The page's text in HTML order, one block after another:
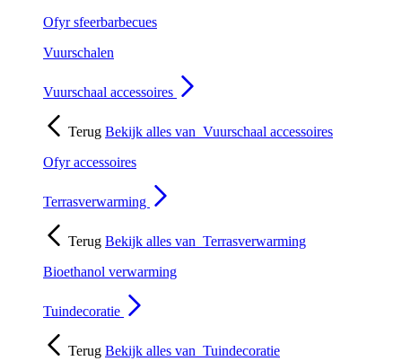
Ofyr sfeerbarbecues
Vuurschalen
Vuurschaal accessoires
Terug Bekijk alles van Vuurschaal accessoires
Ofyr accessoires
Terrasverwarming
Terug Bekijk alles van Terrasverwarming
Bioethanol verwarming
Tuindecoratie
Terug Bekijk alles van Tuindecoratie